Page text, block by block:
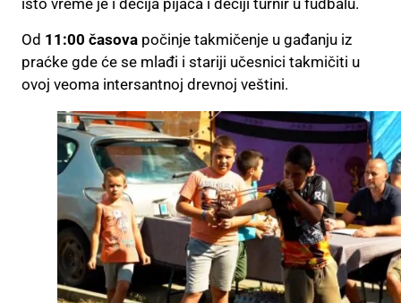
isto vreme je i dečija pijaca i dečiji turnir u fudbalu.
Od 11:00 časova počinje takmičenje u gađanju iz
praćke gde će se mlađi i stariji učesnici takmičiti u
ovoj veoma intersantnoj drevnoj veštini.